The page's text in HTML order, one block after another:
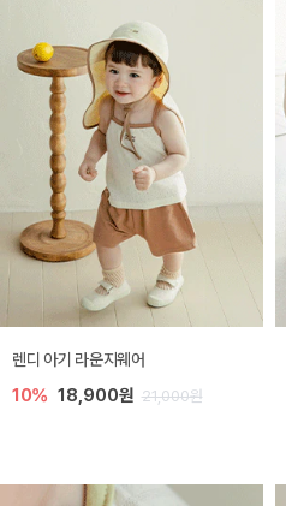
렌디 아기 라운지웨어
10% 18,900원 21,000원